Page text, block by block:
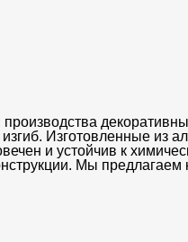
Изготовленные
и устойчив к
Мы